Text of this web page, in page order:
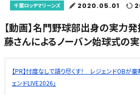
千葉ロッテマリーンズ 2020.05.01
【動画】名門野球部出身の実力
藤さんによるノーバン始球式の
【PR】忖度なしで語り尽くす！ レジェンドOBが豪
ェンドLIVE2026」